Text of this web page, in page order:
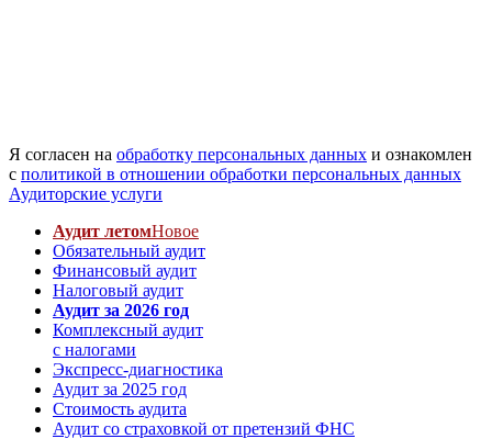
Я согласен на обработку персональных данных и ознакомлен
с политикой в отношении обработки персональных данных
Аудиторские услуги
Аудит летомНовое
Обязательный аудит
Финансовый аудит
Налоговый аудит
Аудит за 2026 год
Комплексный аудит
с налогами
Экспресс-диагностика
Аудит за 2025 год
Стоимость аудита
Аудит со страховкой от претензий ФНС